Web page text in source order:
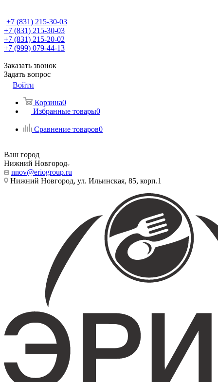
+7 (831) 215-30-03
+7 (831) 215-30-03
+7 (831) 215-20-02
+7 (999) 079-44-13
Заказать звонок
Задать вопрос
Войти
Корзина0
Избранные товары0
Сравнение товаров0
Ваш город
Нижний Новгород
nnov@eriogroup.ru
Нижний Новгород, ул. Ильинская, 85, корп.1